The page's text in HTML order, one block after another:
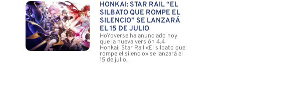
HONKAI: STAR RAIL “EL
SILBATO QUE ROMPE EL
SILENCIO” SE LANZARÁ
EL 15 DE JULIO
HoYoverse ha anunciado hoy
que la nueva versión 4.4
Honkai: Star Rail «El silbato que
rompe el silencio» se lanzará el
15 de julio.